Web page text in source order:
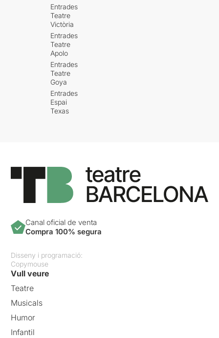
Entrades
Teatre
Victòria
Entrades
Teatre
Apolo
Entrades
Teatre
Goya
Entrades
Espai
Texas
Canal oficial de venta
Compra 100% segura
Disseny i programació:
Copymouse
Vull veure
Teatre
Musicals
Humor
Infantil